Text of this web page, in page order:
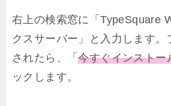
右上の検索窓に「TypeSquare
クスサーバー」と入力します。
されたら、「今すぐインストー
ックします。